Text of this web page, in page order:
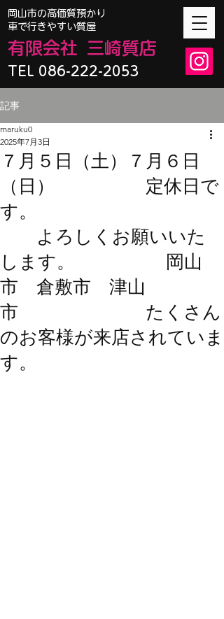
TEL 086-222-2053
​岡山市の高価質預かり
車で行きやすい質屋
有限会社 三崎質店
記事
７月５日（土）７月６日
（日） 定休日で
す。
よろしくお願いいた
します。 岡山
市 倉敷市 津山
市 たくさん
のお客様が来店されていま
す。
maruku0
2025年7月3日